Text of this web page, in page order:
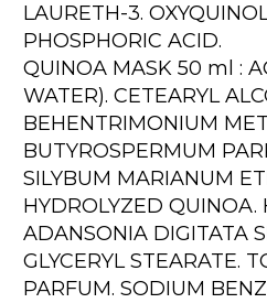
LAURETH-3.
PHOSPHORIC ACID.
QUINOA MASK 50 ml :
WATER). CETEARYL
BEHENTRIMONIUM
BUTYROSPERMUM
SILYBUM MARIANUM
HYDROLYZED QUINOA.
ADANSONIA DIGITATA
GLYCERYL STEARATE.
PARFUM. SODIUM